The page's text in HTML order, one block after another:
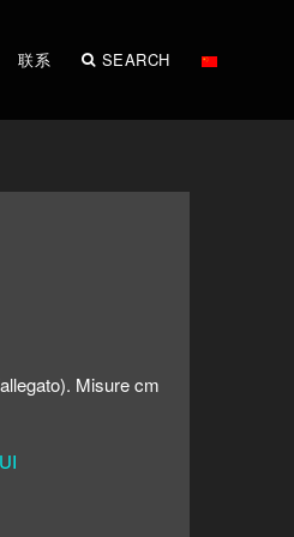
联系 SEARCH
Misure cm